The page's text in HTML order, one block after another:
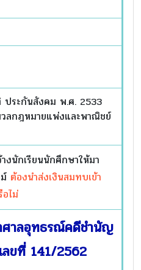
ระกันสังคม พ.ศ. 2533
ลกฎหมายแพ่งและพาณิชย์
งนักเรียนนักศึกษาให้มา
ต้องนำส่งเงินสมทบเข้า
ไม่
ศาลอุทธรณ์คดีชำนัญ
ลขที่ 141/2562